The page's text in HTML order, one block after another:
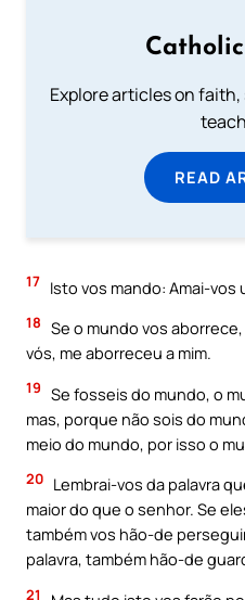
Explore articles on
READ
17 Isto vos mando: Amai-vos
18 Se o mundo vos
vós, me aborreceu a mim.
19 Se fosseis do mundo, o
mas, porque não sois do
meio do mundo, por isso o
20 Lembrai-vos da palavra
maior do que o senhor. Se
também vos hão-de
palavra, também hão-de
21